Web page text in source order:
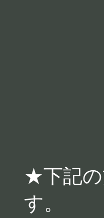
★下記の
す。